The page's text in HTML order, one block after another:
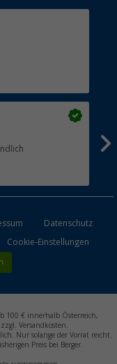
Datenschutz
Cookie-Einstellungen
100 € innerhalb Österreich,
Versandkosten.
Nur solange der Vorrat reicht.
Preis bei Berger.